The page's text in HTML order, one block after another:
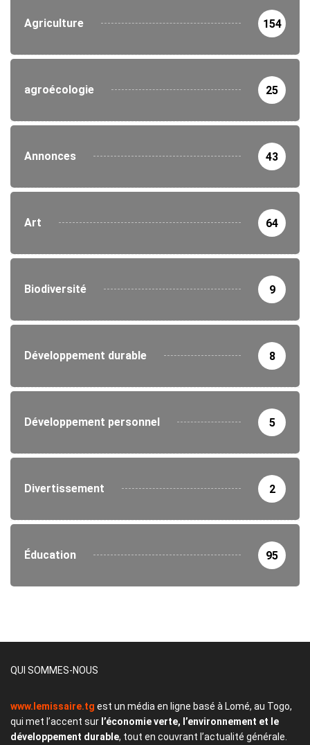
Agriculture 154
agroécologie 25
Annonces 43
Art 64
Biodiversité 9
Développement durable 8
Développement personnel 5
Divertissement 2
Éducation 95
QUI SOMMES-NOUS
www.lemissaire.tg est un média en ligne basé à Lomé, au Togo,
qui met l’accent sur l’économie verte, l’environnement et le
développement durable, tout en couvrant l’actualité générale.